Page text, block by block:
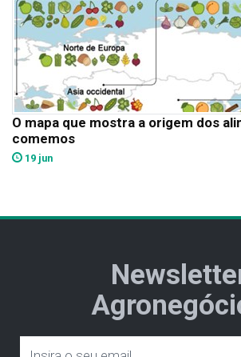
O mapa que mostra a origem dos
comemos
19 jun